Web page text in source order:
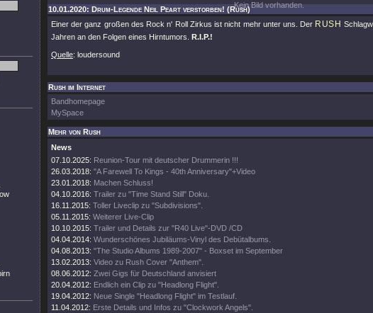
Kein Bild vorhanden.
10.01.2020: Drum-Legende Neil Peart verstorben! (Rush)
Einer der ganz großen des Rock n' Roll Zirkus ist nicht mehr unter uns. Der RUSH
Jahren an den Folgen eines Hirntumors. R.I.P.!
Quelle: loudersound
Rush im Internet
Bandhomepage
MySpace
Mehr von Rush
News
07.10.2025: Reunion-Tour mit deutscher Drummerin !!!
26.03.2018: "A Farewell To Kings - 40th Anniversary"+Video
23.01.2018: Machen Schluss!
04.10.2016: Trailer zu "Time Stand Still" Doku.
16.11.2015: Toller Liveclip zu "Subdivisions".
05.11.2015: Weiterer Live-Clip
10.10.2015: Trailer und Details zur "R40 Live"-DVD /CD
04.04.2014: Wunderschönes Jubiläums-Vinyl des Debütalbums.
04.08.2013: "The Studio Albums 1989-2007" - Boxset im September
13.02.2013: Video zu Rush Cover "Anthem".
08.06.2012: Zwei Gigs für Deutschland anvisiert
20.04.2012: Endlich ein Clip zu "Headlong Flight".
19.04.2012: Neue Single "Headlong Flight" im Testlauf.
11.04.2012: Erste Details und Infos zu "Clockwork Angels".